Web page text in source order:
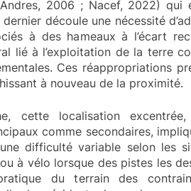
2006 ; Nacef, 2022) qui
découle une nécessité
à des hameaux à l’écart
lié à l’exploitation de la terre
Ces réappropriations
à nouveau de la proximité.
cette localisation
comme secondaires,
difficulté variable selon les
à vélo lorsque des pistes les
du terrain des